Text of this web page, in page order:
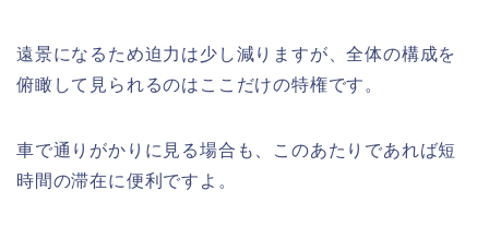
遠景になるため迫力は少し減りますが、全体の構成を
俯瞰して見られるのはここだけの特権です。
車で通りがかりに見る場合も、このあたりであれば短
時間の滞在に便利ですよ。